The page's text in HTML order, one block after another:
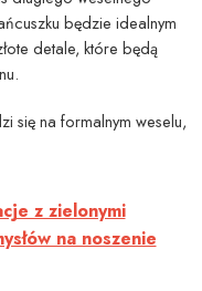
będzie idealnym
detale, które będą
się na formalnym weselu,
z zielonymi
na noszenie